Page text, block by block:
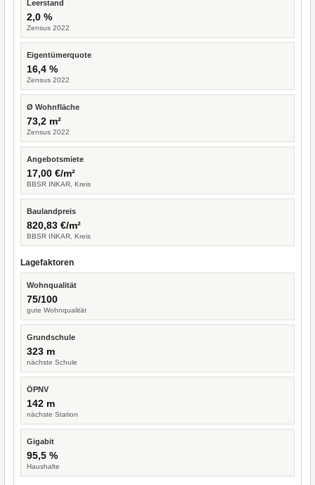
Leerstand
2,0 %
Zensus 2022
Eigentümerquote
16,4 %
Zensus 2022
Ø Wohnfläche
73,2 m²
Zensus 2022
Angebotsmiete
17,00 €/m²
BBSR INKAR, Kreis
Baulandpreis
820,83 €/m²
BBSR INKAR, Kreis
Lagefaktoren
Wohnqualität
75/100
gute Wohnqualität
Grundschule
323 m
nächste Schule
ÖPNV
142 m
nächste Station
Gigabit
95,5 %
Haushalte